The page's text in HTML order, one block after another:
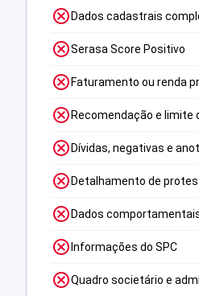
Dados cadastrais
Serasa Score Positivo
Faturamento ou renda
Recomendação e limite
Dívidas, negativas e
Detalhamento de
Dados
Informações do SPC
Quadro societário e